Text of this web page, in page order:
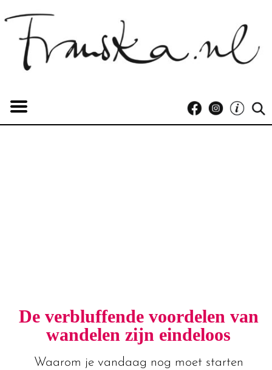
De verbluffende voordelen van
wandelen zijn eindeloos
Waarom je vandaag nog moet starten